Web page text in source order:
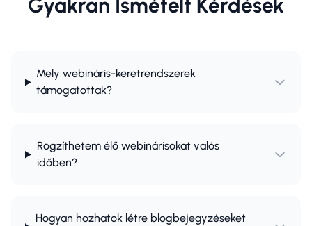
Gyakran Ismételt Kérdések
Mely webináris-keretrendszerek
támogatottak?
Rögzíthetem élő webinárisokat valós
időben?
Hogyan hozhatok létre blogbejegyzéseket